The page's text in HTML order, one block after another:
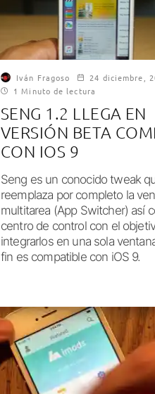
Iván Fragoso
24 diciembre,
1 Minuto de lectura
SENG 1.2 LLEGA EN
VERSIÓN BETA
CON IOS 9
Seng es un conocido tweak
reemplaza por completo la
multitarea (App Switcher) así
centro de control con el
integrarlos en una sola
fin es compatible con iOS 9.